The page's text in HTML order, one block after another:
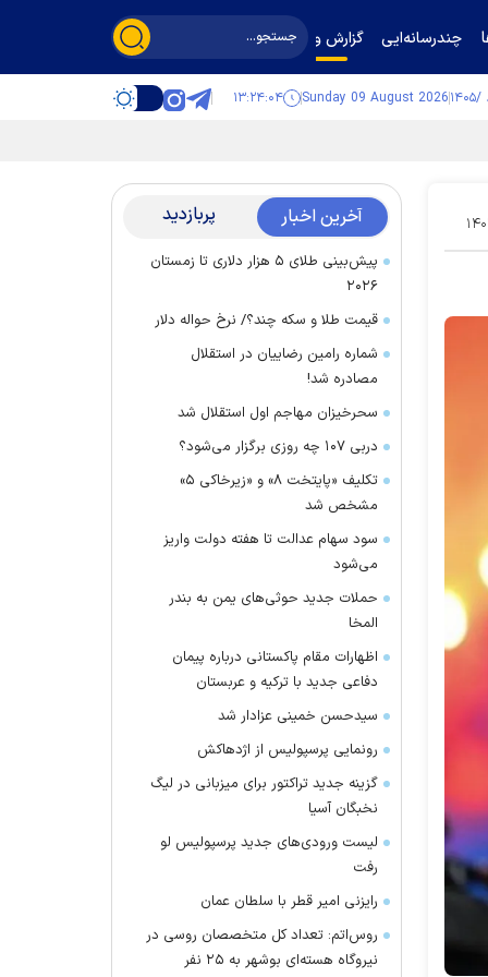
چندرسانه‌ایی گزارش و گفت‌وگو
Sunday 09 August 2026 ۱۳:۲۴:۰۵
۱۷ آخرین اخبار پربازدید
پیش‌بینی طلای ۵ هزار دلاری تا زمستان
۲۰۲۶
قیمت طلا و سکه چند؟/ نرخ حواله دلار
شماره رامین رضاییان در استقلال
مصادره شد!
سحرخیزان مهاجم اول استقلال شد
دربی ۱۰۷ چه روزی برگزار می‌شود؟
تکلیف «پایتخت ۸» و «زیرخاکی ۵»
مشخص شد
سود سهام عدالت تا هفته دولت واریز
می‌شود
حملات جدید حوثی‌های یمن به بندر
المخا
اظهارات مقام پاکستانی درباره پیمان
دفاعی جدید با ترکیه و عربستان
سیدحسن خمینی عزادار شد
رونمایی پرسپولیس از اژدهاکش
گزینه جدید تراکتور برای میزبانی در لیگ
نخبگان آسیا
لیست ورودی‌های جدید پرسپولیس لو
رفت
رایزنی امیر قطر با سلطان عمان
روس‌اتم: تعداد کل متخصصان روسی در
نیروگاه هسته‌ای بوشهر به ۲۵ نفر